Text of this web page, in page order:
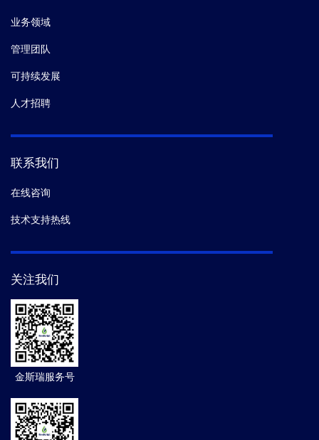
业务领域
管理团队
可持续发展
人才招聘
联系我们
在线咨询
技术支持热线
关注我们
金斯瑞服务号